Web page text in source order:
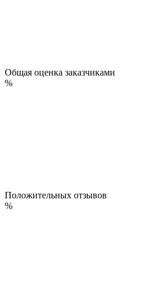
Общая оценка заказчиками
%
Положительных отзывов
%